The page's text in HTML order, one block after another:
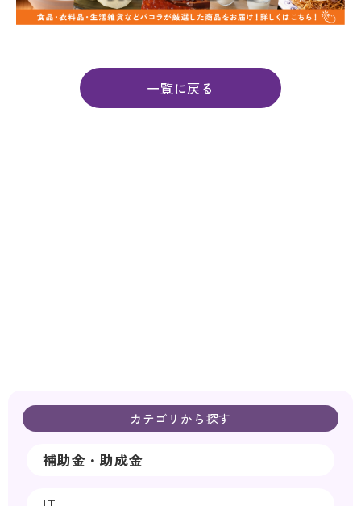
一覧に戻る
カテゴリから探す
補助金・助成金